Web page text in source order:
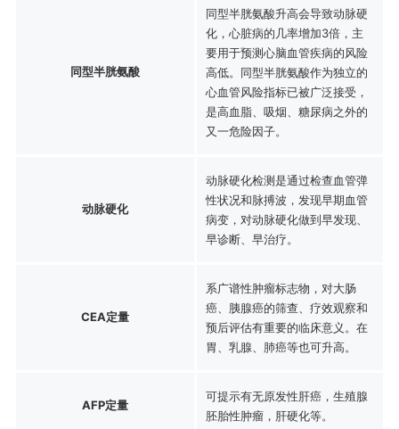
同型半胱氨酸
同型半胱氨酸升高会导致动脉硬
化，心脏病的几率增加3倍，主
要用于预测心脑血管疾病的风险
高低。同型半胱氨酸作为独立的
心血管风险指标已被广泛接受，
是高血脂、吸烟、糖尿病之外的
又一危险因子。
动脉硬化
动脉硬化检测是通过检查血管弹
性状况和脉搏波，发现早期血管
病变，对动脉硬化做到早发现、
早诊断、早治疗。
CEA定量
系广谱性肿瘤标志物，对大肠
癌、胰腺癌的筛查、疗效观察和
预后评估有重要的临床意义。在
胃、乳腺、肺癌等也可升高。
AFP定量
可提示有无原发性肝癌，生殖腺
胚胎性肿瘤，肝硬化等。